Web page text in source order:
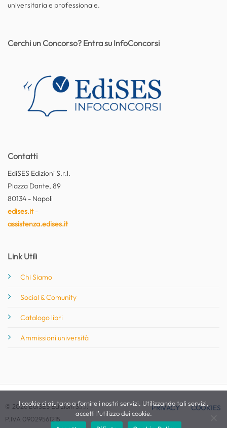
universitaria e professionale.
Contatti
EdiSES Edizioni S.r.l.
Piazza Dante, 89
80134 - Napoli
edises.it-
assistenza.edises.it
Link Utili
Chi Siamo
Social & Comunity
Catalogo libri
Ammissioni università
Cerchi un Concorso? Entra su InfoConcorsi
© 2026 EdiSES Edizioni S.r.l. -
P.IVA 09029561215
PRIVACY COOKIES
I cookie ci aiutano a fornire i nostri servizi. Utilizzando tali servizi,
accetti l'utilizzo dei cookie.